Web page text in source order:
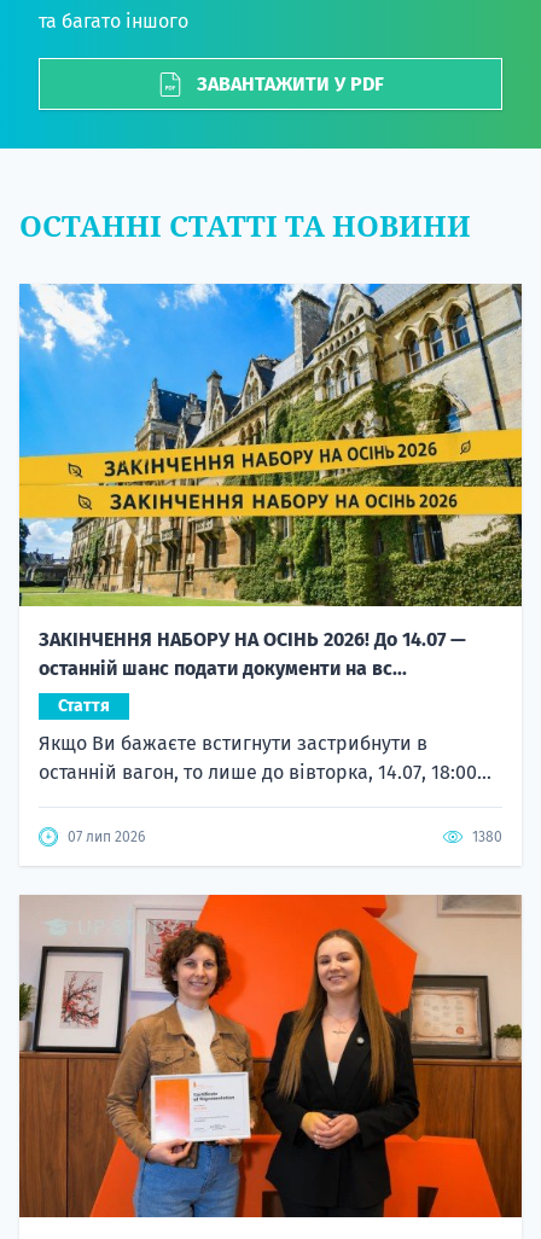
та багато іншого
ЗАВАНТАЖИТИ У PDF
ОСТАННІ СТАТТІ ТА НОВИНИ
ЗАКІНЧЕННЯ НАБОРУ НА ОСІНЬ 2026! До 14.07 —
останній шанс подати документи на вс...
Стаття
Якщо Ви бажаєте встигнути застрибнути в
останній вагон, то лише до вівторка, 14.07, 18:00...
07 лип 2026 1380